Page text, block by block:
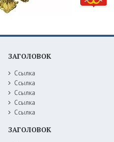
ЗАГОЛОВОК
Ссылка
Ссылка
Ссылка
Ссылка
Ссылка
ЗАГОЛОВОК